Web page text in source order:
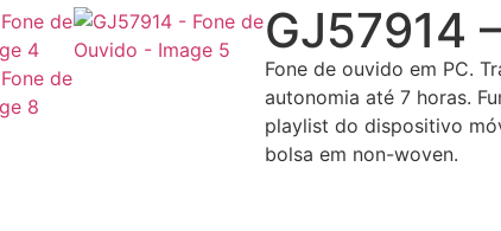
GJ57914
Fone de ouvido em PC.
autonomia até 7 horas.
playlist do dispositivo
bolsa em non-woven.